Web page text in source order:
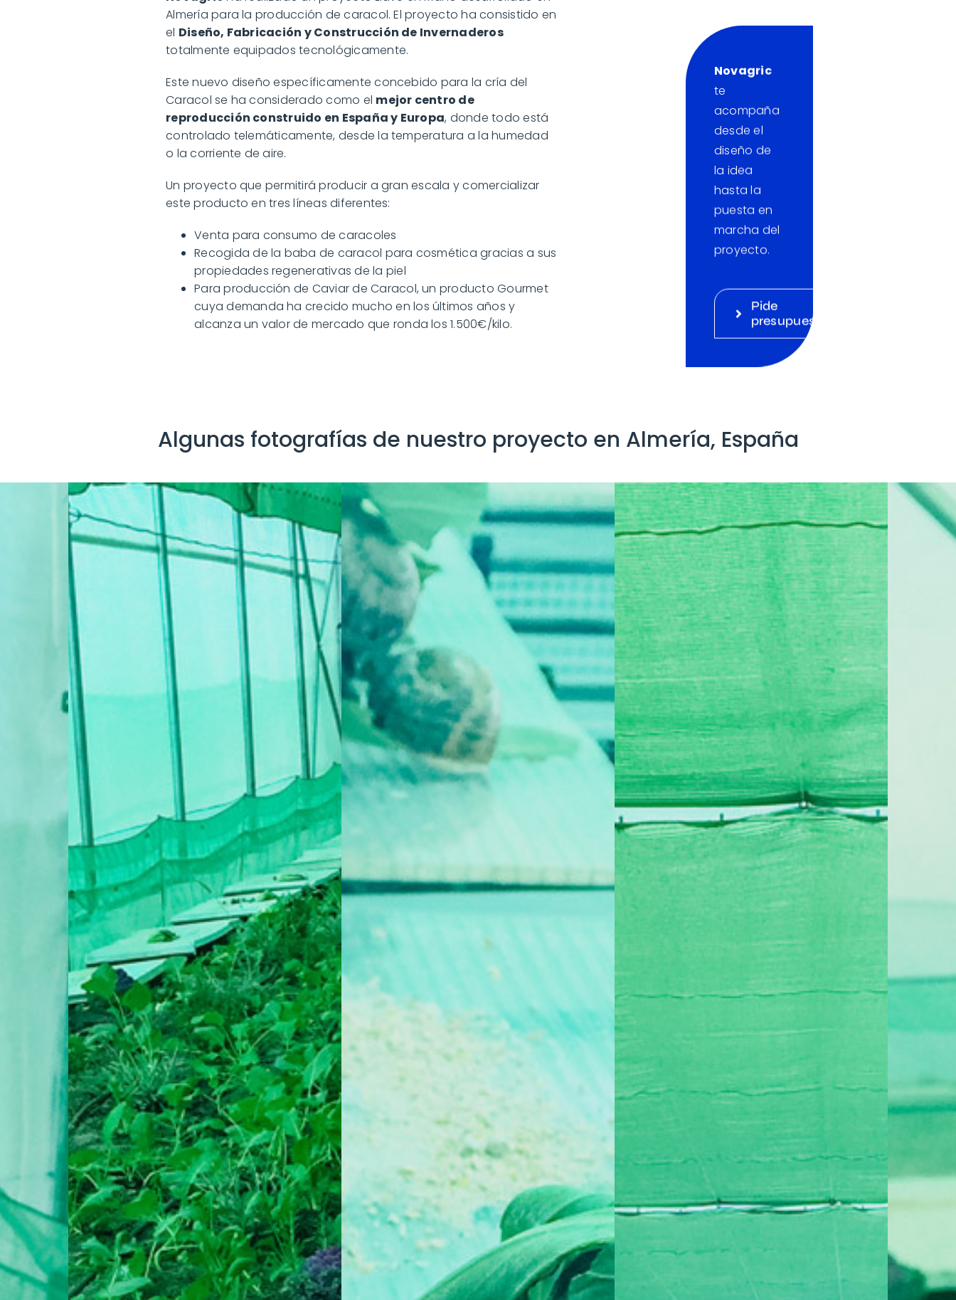
Almería para la producción de caracol. El proyecto ha consistido en
el Diseño, Fabricación y Construcción de Invernaderos
totalmente equipados tecnológicamente.
Este nuevo diseño específicamente concebido para la cría del
Caracol se ha considerado como el mejor centro de
reproducción construido en España y Europa, donde todo está
controlado telemáticamente, desde la temperatura a la humedad
o la corriente de aire.
Un proyecto que permitirá producir a gran escala y comercializar
este producto en tres líneas diferentes:
Venta para consumo de caracoles
Recogida de la baba de caracol para cosmética gracias a sus
propiedades regenerativas de la piel
Para producción de Caviar de Caracol, un producto Gourmet
cuya demanda ha crecido mucho en los últimos años y
alcanza un valor de mercado que ronda los 1.500€/kilo.
Novagric
te
acompaña
desde el
diseño de
la idea
hasta la
puesta en
marcha del
proyecto.
Pide
presupuesto
Algunas fotografías de nuestro proyecto en Almería, España